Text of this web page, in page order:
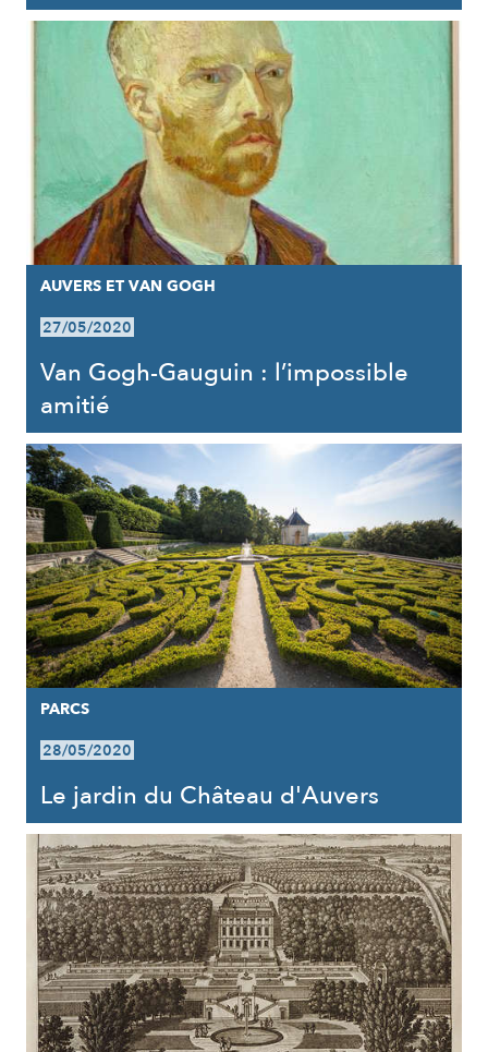
AUVERS ET VAN GOGH
27/05/2020
Van Gogh-Gauguin : l’impossible
amitié
PARCS
28/05/2020
Le jardin du Château d'Auvers